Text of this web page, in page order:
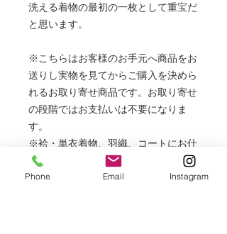
洗える着物の最初の一枚として重宝だ
と思います。
※こちらはお客様のお手元へ商品をお
送りし実物を見てからご購入を決めら
れるお取り寄せ商品です。お取り寄せ
の段階ではお支払いは不要になりま
す。
※袷・単衣着物、羽織、コートにお仕
立てできます。
フルレングスの長コートは表示価格
Phone Email Instagram